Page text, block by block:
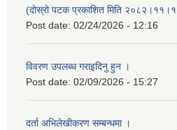
(दोस्रो पटक प्रकाशित मिति
Post date: 02/24/2026 - 12:16
विवरण उपलब्ध गराइदिनु हुन ।
Post date: 02/09/2026 - 15:27
दर्ता अभिलेखीकरण सम्बन्धमा ।